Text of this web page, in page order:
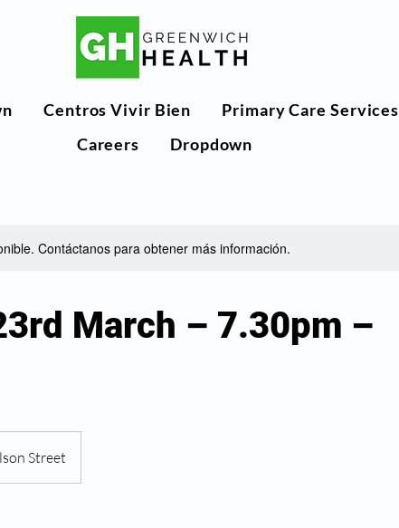
Centros Vivir Bien
Primary Care Services
Careers
Dropdown
Contáctanos para obtener más información.
March – 7.30pm –
Street